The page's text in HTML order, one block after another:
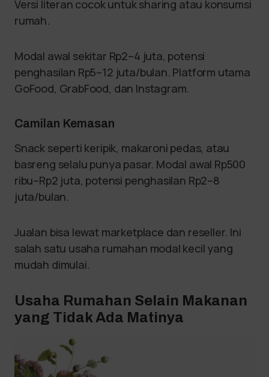
Versi literan cocok untuk sharing atau konsumsi
rumah.
Modal awal sekitar Rp2–4 juta, potensi
penghasilan Rp5–12 juta/bulan. Platform utama
GoFood, GrabFood, dan Instagram.
Camilan Kemasan
Snack seperti keripik, makaroni pedas, atau
basreng selalu punya pasar. Modal awal Rp500
ribu–Rp2 juta, potensi penghasilan Rp2–8
juta/bulan.
Jualan bisa lewat marketplace dan reseller. Ini
salah satu usaha rumahan modal kecil yang
mudah dimulai.
Usaha Rumahan Selain Makanan
yang Tidak Ada Matinya